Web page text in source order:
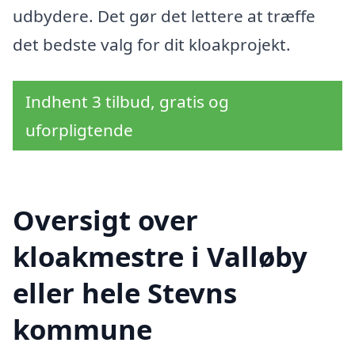
udbydere. Det gør det lettere at træffe
det bedste valg for dit kloakprojekt.
Indhent 3 tilbud, gratis og
uforpligtende
Oversigt over
kloakmestre i Valløby
eller hele Stevns
kommune